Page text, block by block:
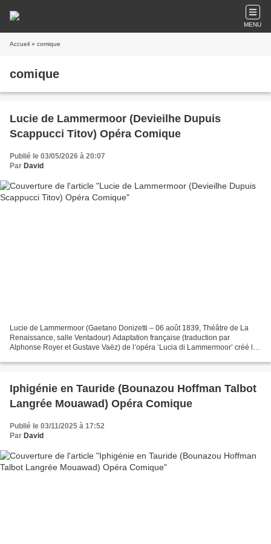
MENU
Accueil » comique
comique
Lucie de Lammermoor (Devieilhe Dupuis
Scappucci Titov) Opéra Comique
Publié le 03/05/2026 à 20:07
Par David
Lucie de Lammermoor (Gaetano Donizetti – 06 août 1839, Théâtre de La
Renaissance, salle Ventadour) Adaptation française (traduction par
Alphonse Royer et Gustave Vaëz) de l’opéra ‘Lucia di Lammermoor’ créé le
Iphigénie en Tauride (Bounazou Hoffman Talbot
Langrée Mouawad) Opéra Comique
Publié le 03/11/2025 à 17:52
Par David